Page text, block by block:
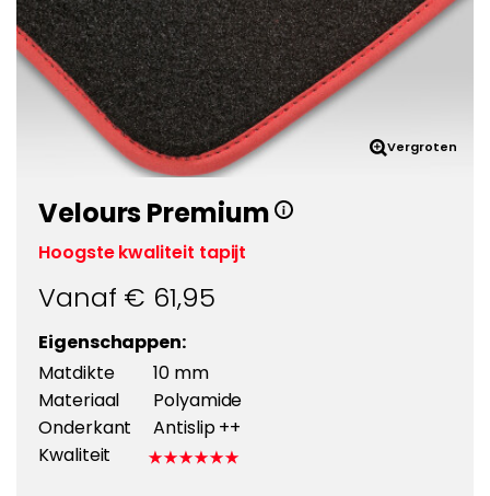
Vergroten
Velours Premium
Hoogste kwaliteit tapijt
Vanaf € 61,95
Eigenschappen:
Matdikte
10 mm
Materiaal
Polyamide
Onderkant
Antislip ++
Kwaliteit